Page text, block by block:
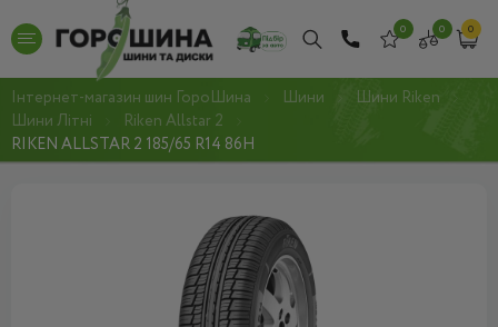
0 0 0
Інтернет-магазин шин ГороШина Шини
Шини Riken
Шини Літні
Riken Allstar 2
RIKEN ALLSTAR 2 185/65 R14 86H